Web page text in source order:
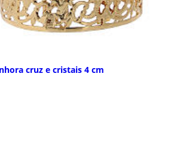
cruz e cristais 4 cm